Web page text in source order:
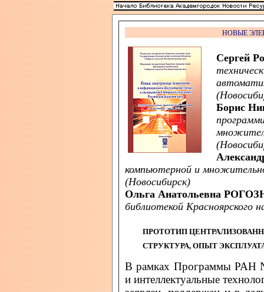
НОВЫЕ
Сергей
Борис
компьютерной и
(Новосибирск)
Ольга Анатольевна
библиотекой Красноярского
ПРОТОТИП
СТРУКТУРА, ОПЫТ
В рамках Программы РАН
и интеллектуальные